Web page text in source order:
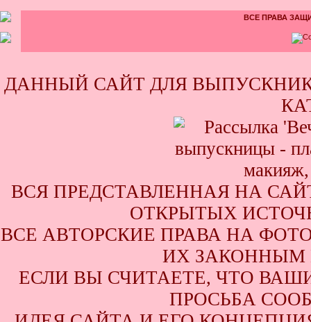
ВСЕ ПРАВА
ДАННЫЙ САЙТ ДЛЯ
ВСЯ ПРЕДСТАВЛЕННАЯ НА
ОТКРЫТЫХ
ВСЕ АВТОРСКИЕ ПРАВА НА
ИХ ЗАКОННЫМ
ЕСЛИ ВЫ СЧИТАЕТЕ, ЧТО
ПРОСЬБА